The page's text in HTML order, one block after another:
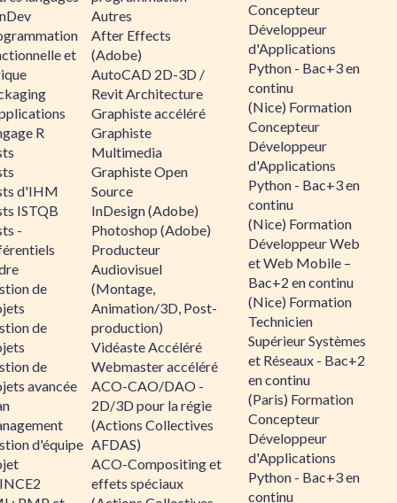
et
R
d'IHM
ISTQB
-
de
de
de
avancée
d'équipe
Autres
After Effects
(Adobe)
AutoCAD 2D-3D /
Revit Architecture
Graphiste accéléré
Graphiste
Multimedia
Graphiste Open
Source
InDesign (Adobe)
Photoshop (Adobe)
Producteur
Audiovisuel
(Montage,
Animation/3D, Post-
production)
Vidéaste Accéléré
Webmaster accéléré
ACO-CAO/DAO -
2D/3D pour la régie
(Actions Collectives
AFDAS)
ACO-Compositing et
effets spéciaux
Concepteur
Développeur
d'Applications
Python - Bac+3 en
continu
(Nice) Formation
Concepteur
Développeur
d'Applications
Python - Bac+3 en
continu
(Nice) Formation
Développeur Web
et Web Mobile –
Bac+2 en continu
(Nice) Formation
Technicien
Supérieur Systèmes
et Réseaux - Bac+2
en continu
(Paris) Formation
Concepteur
Développeur
d'Applications
Python - Bac+3 en
continu